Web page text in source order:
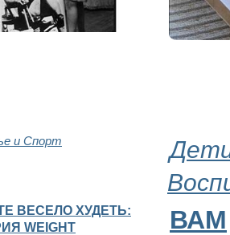
и Спорт
ВЕСЕЛО ХУДЕТЬ:
WEIGHT
ВАМ